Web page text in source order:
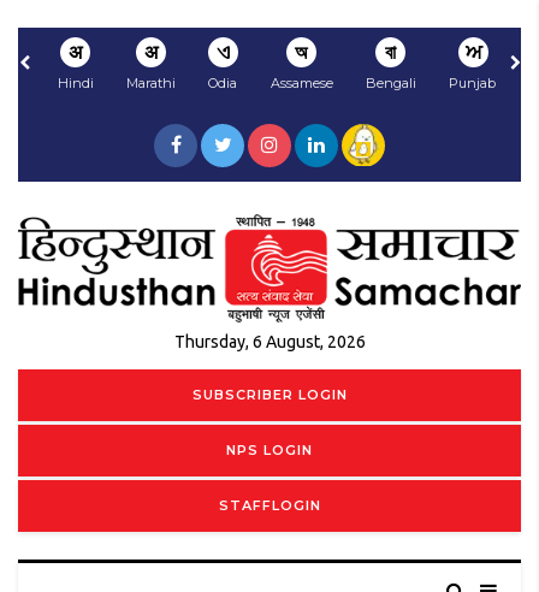
अ
Hindi
अ
Marathi
ଏ
Odia
অ
Assamese
বা
Bengali
ਅ
Punjabi
Thursday, 6 August, 2026
SUBSCRIBER LOGIN
NPS LOGIN
STAFFLOGIN